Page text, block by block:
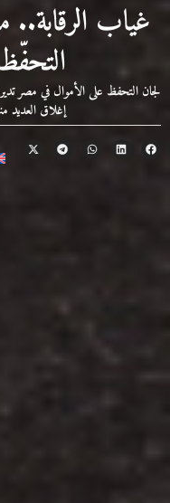
غياب
لجان التحفظ على الأموال في مصر
إغلاق العديد